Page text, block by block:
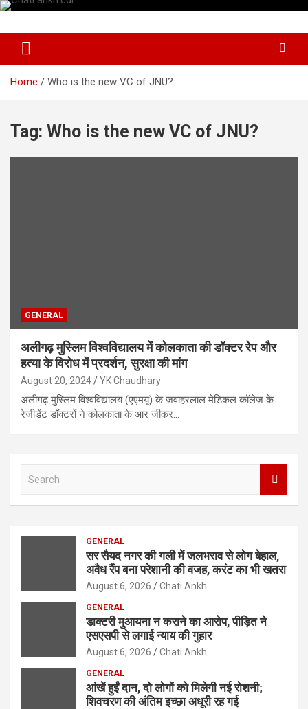
Skip
content
Chatiankh
Home Who is the new VC of JNU?
Tag: Who is the new VC of JNU?
GENERAL
अलीगढ़ मुस्लिम विश्वविद्यालय में कोलकाता की डॉक्टर रेप और
हत्या के विरोध में प्रदर्शन, सुरक्षा की मांग
August 20, 2024 YK Chaudhary
अलीगढ़ मुस्लिम विश्वविद्यालय (एएमयू) के जवाहरलाल मेडिकल कॉलेज के
रेजीडेंट डॉक्टरों ने कोलकाता के आर जीकर…
GENERAL
सर सैयद नगर की गली में जलभराव से लोग बेहाल,
अवैध रैंप बना परेशानी की वजह, करंट का भी खतरा
August 6, 2026 Chati Ankh
GENERAL
डाक्टरी मुआयना न कराने का आरोप, पीड़ित ने
एसएसपी से लगाई न्याय की गुहार
August 6, 2026 Chati Ankh
GENERAL
आंखें हुईं दान, दो लोगों को मिलेगी नई रोशनी;
शिवचरण की अंतिम इच्छा अधूरी रह गई